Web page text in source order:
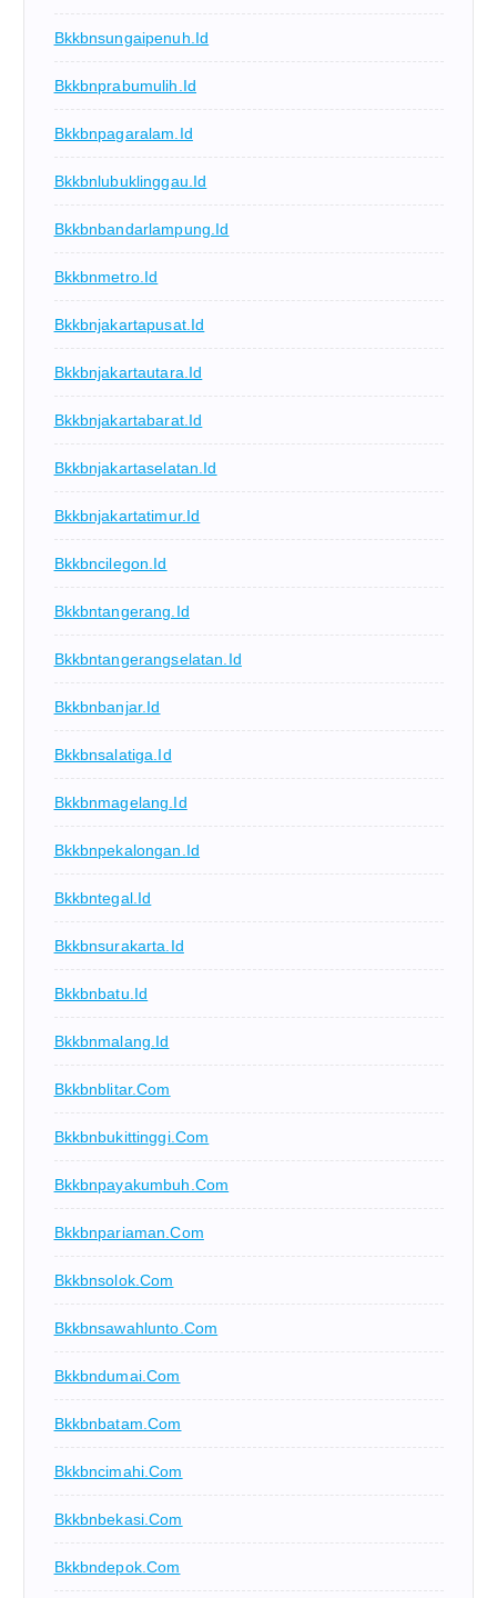
Bkkbnsungaipenuh.id
Bkkbnprabumulih.id
Bkkbnpagaralam.id
Bkkbnlubuklinggau.id
Bkkbnbandarlampung.id
Bkkbnmetro.id
Bkkbnjakartapusat.id
Bkkbnjakartautara.id
Bkkbnjakartabarat.id
Bkkbnjakartaselatan.id
Bkkbnjakartatimur.id
Bkkbncilegon.id
Bkkbntangerang.id
Bkkbntangerangselatan.id
Bkkbnbanjar.id
Bkkbnsalatiga.id
Bkkbnmagelang.id
Bkkbnpekalongan.id
Bkkbntegal.id
Bkkbnsurakarta.id
Bkkbnbatu.id
Bkkbnmalang.id
Bkkbnblitar.com
Bkkbnbukittinggi.com
Bkkbnpayakumbuh.com
Bkkbnpariaman.com
Bkkbnsolok.com
Bkkbnsawahlunto.com
Bkkbndumai.com
Bkkbnbatam.com
Bkkbncimahi.com
Bkkbnbekasi.com
Bkkbndepok.com